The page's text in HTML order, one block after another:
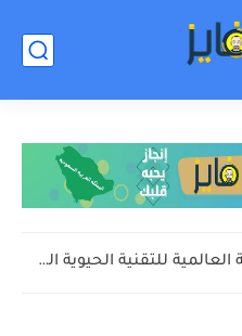
تنظيم القمة العالمية للتقنية الحيوية الطبية في الرياض